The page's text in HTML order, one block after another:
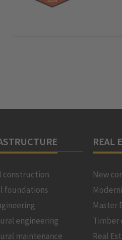
construction
foundations
engineering
maintenance
REAL
New
Master
Timber
Real